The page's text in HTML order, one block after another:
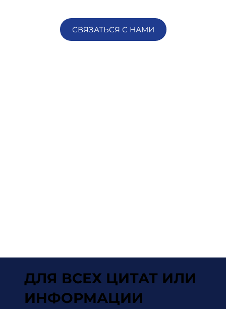
СВЯЗАТЬСЯ С НАМИ
ДЛЯ ВСЕХ ЦИТАТ ИЛИ
ИНФОРМАЦИИ